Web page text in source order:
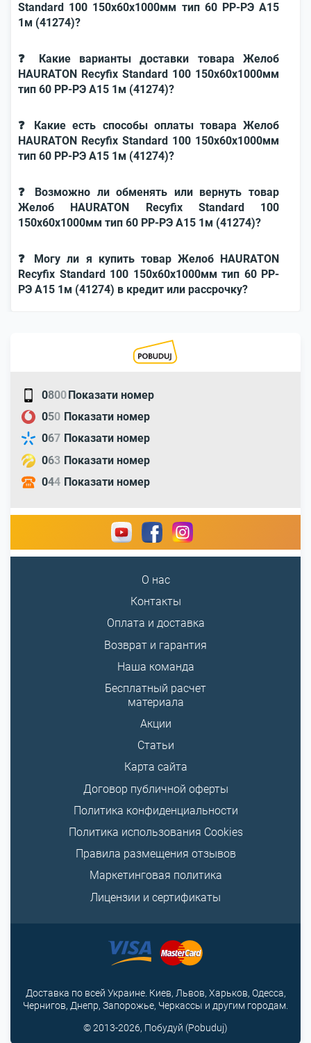
Standard 100 150x60x1000мм тип 60 РР-РЭ А15
1м (41274)?
❓ Какие варианты доставки товара Желоб
HAURATON Recyfix Standard 100 150x60x1000мм
тип 60 РР-РЭ А15 1м (41274)?
❓ Какие есть способы оплаты товара Желоб
HAURATON Recyfix Standard 100 150x60x1000мм
тип 60 РР-РЭ А15 1м (41274)?
❓ Возможно ли обменять или вернуть товар
Желоб HAURATON Recyfix Standard 100
150x60x1000мм тип 60 РР-РЭ А15 1м (41274)?
❓ Могу ли я купить товар Желоб HAURATON
Recyfix Standard 100 150x60x1000мм тип 60 РР-
РЭ А15 1м (41274) в кредит или рассрочку?
0800Показати номер
050 Показати номер
067 Показати номер
063 Показати номер
044 Показати номер
О нас
Контакты
Оплата и доставка
Возврат и гарантия
Наша команда
Бесплатный расчет
материала
Акции
Статьи
Карта сайта
Договор публичной оферты
Политика конфиденциальности
Политика использования Cookies
Правила размещения отзывов
Маркетинговая политика
Лицензии и сертификаты
© 2013-2026, Побудуй (Pobuduj)
Доставка по всей Украине. Киев, Львов, Харьков, Одесса,
Чернигов, Днепр, Запорожье, Черкассы и другим городам.